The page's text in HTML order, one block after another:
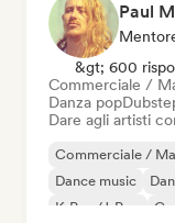
Paul
&gt; 600
Commerciale /
Danza pop
Dare agli artisti
Commerciale /
Dance music
K-Pop/J-Pop